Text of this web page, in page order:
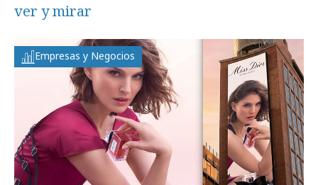
ver y mirar
Empresas y Negocios